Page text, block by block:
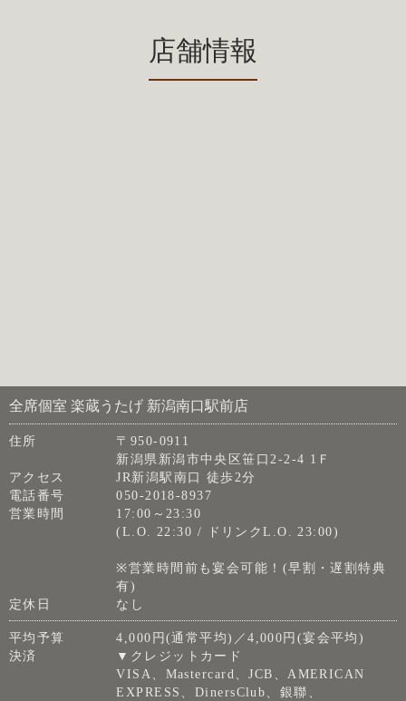
店舗情報
全席個室 楽蔵うたげ 新潟南口駅前店
住所
〒950-0911
新潟県新潟市中央区笹口2-2-4 1Ｆ
アクセス
JR新潟駅南口 徒歩2分
電話番号
050-2018-8937
営業時間
17:00～23:30
(L.O. 22:30 / ドリンクL.O. 23:00)
※営業時間前も宴会可能！(早割・遅割特典
有)
定休日
なし
平均予算
4,000円(通常平均)／4,000円(宴会平均)
決済
▼クレジットカード
VISA、Mastercard、JCB、AMERICAN
EXPRESS、DinersClub、銀聯、